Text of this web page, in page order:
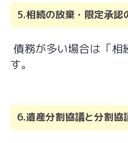
5.相続の放棄・限定承認
債務が多い場合は「相
す。
6.遺産分割協議と分割協